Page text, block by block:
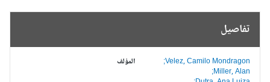
تفاصيل
المؤلف
Velez, Camilo Mondragon;
Miller, Alan;